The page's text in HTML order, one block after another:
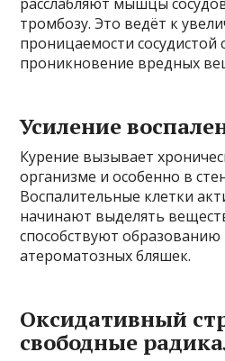
тромбозу. Это ведёт к
проницаемости сосудистой
проникновение вредных
Усиление
Курение вызывает
организме и особенно в
Воспалительные клетки
начинают выделять
способствуют образованию
атероматозных бляшек.
Оксидативный
свободные